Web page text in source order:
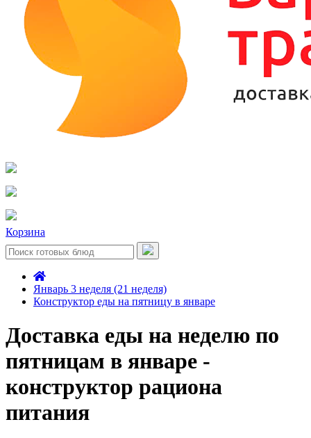
Корзина
Январь 3 неделя (21 неделя)
Конструктор еды на пятницу в январе
Доставка еды на неделю по
пятницам в январе -
конструктор рациона
питания